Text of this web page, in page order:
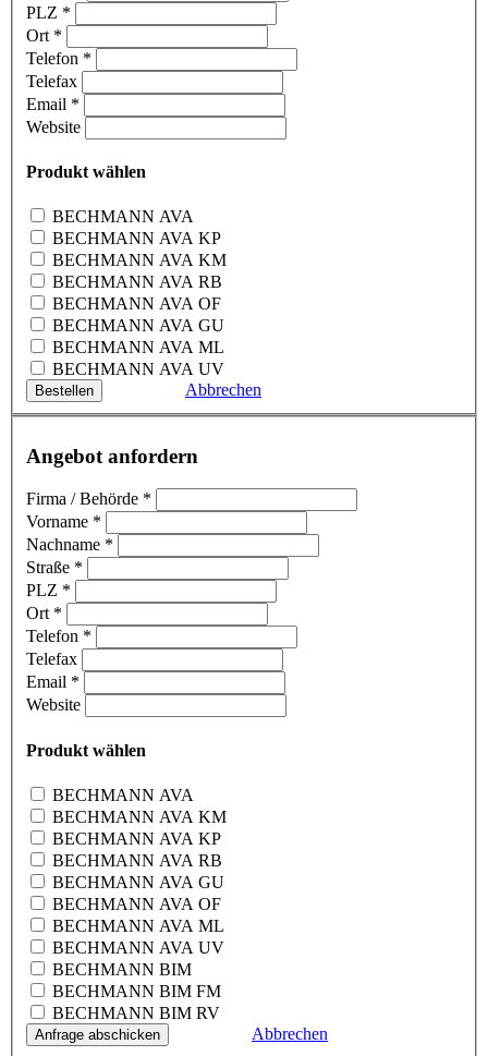
PLZ *
Ort *
Telefon *
Telefax
Email *
Website
Produkt wählen
BECHMANN AVA
BECHMANN AVA KP
BECHMANN AVA KM
BECHMANN AVA RB
BECHMANN AVA OF
BECHMANN AVA GU
BECHMANN AVA ML
BECHMANN AVA UV
Abbrechen
Angebot anfordern
Firma / Behörde *
Vorname *
Nachname *
Straße *
PLZ *
Ort *
Telefon *
Telefax
Email *
Website
Produkt wählen
BECHMANN AVA
BECHMANN AVA KM
BECHMANN AVA KP
BECHMANN AVA RB
BECHMANN AVA GU
BECHMANN AVA OF
BECHMANN AVA ML
BECHMANN AVA UV
BECHMANN BIM
BECHMANN BIM FM
BECHMANN BIM RV
Abbrechen